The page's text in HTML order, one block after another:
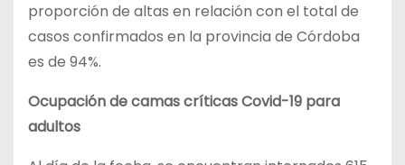
proporción de altas en relación con el total de
casos confirmados en la provincia de Córdoba
es de 94%.
Ocupación de camas críticas Covid-19 para
adultos